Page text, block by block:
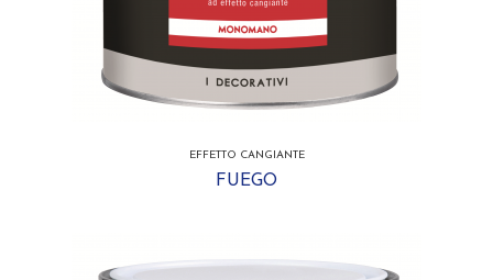
EFFETTO CANGIANTE
FUEGO